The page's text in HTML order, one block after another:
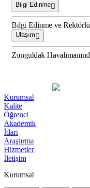
Bilgi Edinme
Bilgi Edinme ve
Ulaşım
Zonguldak
Kurumsal
Kalite
Öğrenci
Akademik
İdari
Araştırma
Hizmetler
İletişim
Kurumsal